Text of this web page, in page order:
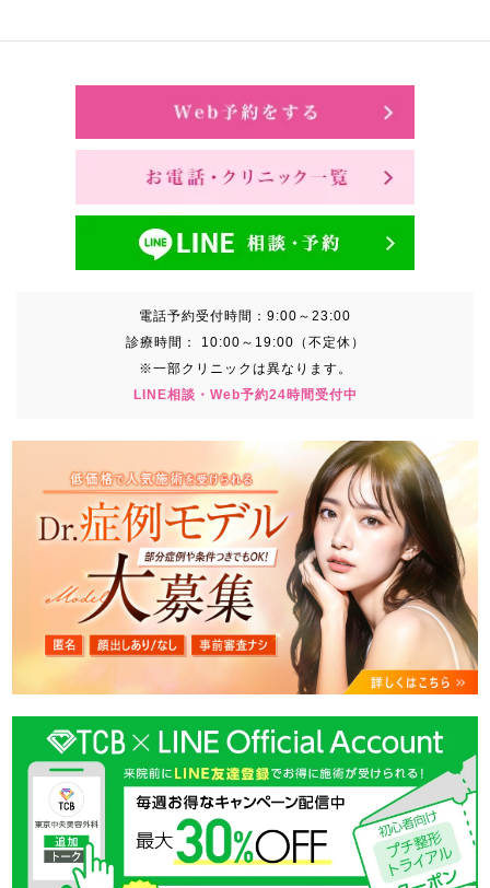
電話予約受付時間： 9:00～23:00
診療時間：
10:00～19:00（不定休）
※一部クリニックは異なります。
LINE相談・Web予約24時間受付中